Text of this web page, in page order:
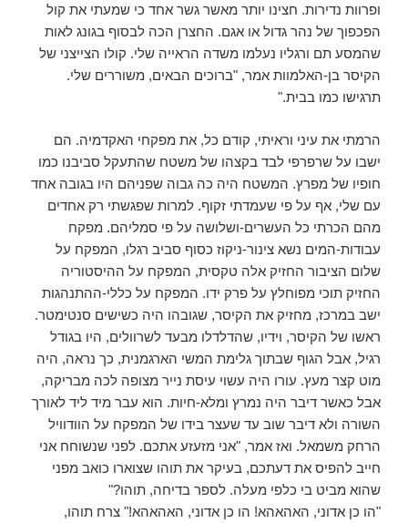
ופרוות נדירות. חצינו יותר מאשר גשר אחד כי שמעתי את קול
הפכפוך של נהר גדול או אגם. החצרן הכה לבסוף בגונג לאות
שהמסע תם ורגליו נעלמו משדה הראייה שלי. קולו הצייצני של
הקיסר בן-האלמוות אמר, "ברוכים הבאים, משוררים שלי.
תרגישו כמו בבית."
הרמתי את עיני וראיתי, קודם כל, את מפקחי האקדמיה. הם
ישבו על שרפרפי לבד בקצהו של משטח שהתעקל סביבנו כמו
חופיו של מפרץ. המשטח היה כה גבוה שפניהם היו בגובה אחד
עם שלי, אף על פי שעמדתי זקוף. למרות שפגשתי רק אחדים
מהם הכרתי כל העשרים-ושלושה על פי סמליהם. מפקח
עבודות-המים נשא צינור-ניקוז כסוף סביב רגלו, המפקח על
שלום הציבור החזיק אלה טקסית, המפקח על ההיסטוריה
החזיק תוכי מפוחלץ על פרק ידו. המפקח על כללי-ההתנהגות
ישב במרכז, מחזיק את הקיסר, שגובהו היה כשישים סנטימטר.
ראשו של הקיסר, וידיו, שהדלדלו מבעד לשרוולים, היו בגודל
רגיל, אבל הגוף שבתוך גלימת המשי הארגמנית, כך נראה, היה
מוט קצר מעץ. עורו היה עשוי עיסת נייר מצופה לכה מבריקה,
אבל כאשר דיבר היה נמרץ ומלא-חיות. הוא עבר מיד ליד לאורך
השורה ולא דיבר שוב עד שעצר בידו של המפקח על הוודוויל
הרחק משמאל. ואז אמר, "אני מזעזע אתכם. לפני שנשוחח אני
חייב להפיס את דעתכם, בעיקר את תוהו שצוארו כואב מפני
שהוא מביט בי כלפי מעלה. לספר בדיחה, תוהו?"
"הו כן אדוני, האהאהא! הו כן אדוני, האהאהא!" צרח תוהו,